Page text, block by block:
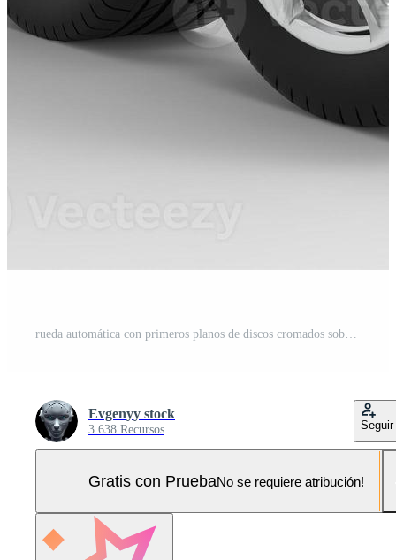
rueda automática con primeros planos de discos cromados sobre un fondo oscuro. renderizado 3d Foto Pro
Evgenyy stock
3.638 Recursos Seguir
Gratis con PruebaNo se requiere atribución!